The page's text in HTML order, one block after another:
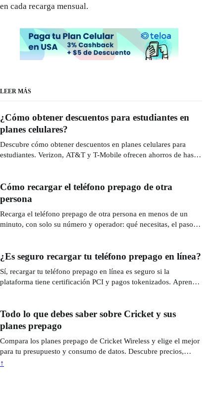
en cada recarga mensual.
LEER MÁS
¿Cómo obtener descuentos para estudiantes en
planes celulares?
Descubre cómo obtener descuentos en planes celulares para
estudiantes. Verizon, AT&T y T-Mobile ofrecen ahorros de hasta
Cómo recargar el teléfono prepago de otra
persona
Recarga el teléfono prepago de otra persona en menos de un
minuto, con solo su número y operador: qué necesitas, el paso a
¿Es seguro recargar tu teléfono prepago en línea?
Sí, recargar tu teléfono prepago en línea es seguro si la
plataforma tiene certificación PCI y pagos tokenizados. Aprende
Todo lo que debes saber sobre Cricket y sus
planes prepago
Compara los planes prepago de Cricket Wireless y elige el mejor
para tu presupuesto y consumo de datos. Descubre precios,
beneficios y cómo recargar tu plan.
↑